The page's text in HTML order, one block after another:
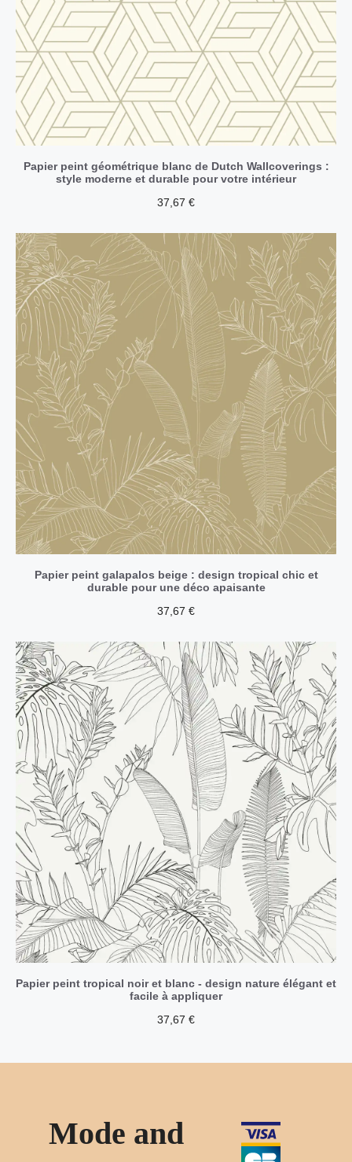
Papier peint géométrique blanc de Dutch Wallcoverings :
style moderne et durable pour votre intérieur
37,67 €
Papier peint galapalos beige : design tropical chic et
durable pour une déco apaisante
37,67 €
Papier peint tropical noir et blanc - design nature élégant et
facile à appliquer
37,67 €
Mode and